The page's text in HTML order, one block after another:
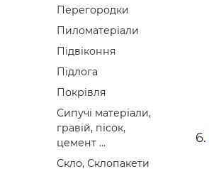
Перегородки
Пиломатеріали
Підвіконня
Підлога
Покрівля
Сипучі матеріали,
гравій, пісок,
цемент ...
Скло, Склопакети